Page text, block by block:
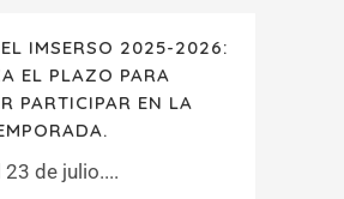
IMSERSO 2025-2026:
EL PLAZO PARA
PARTICIPAR EN LA
23 de julio....